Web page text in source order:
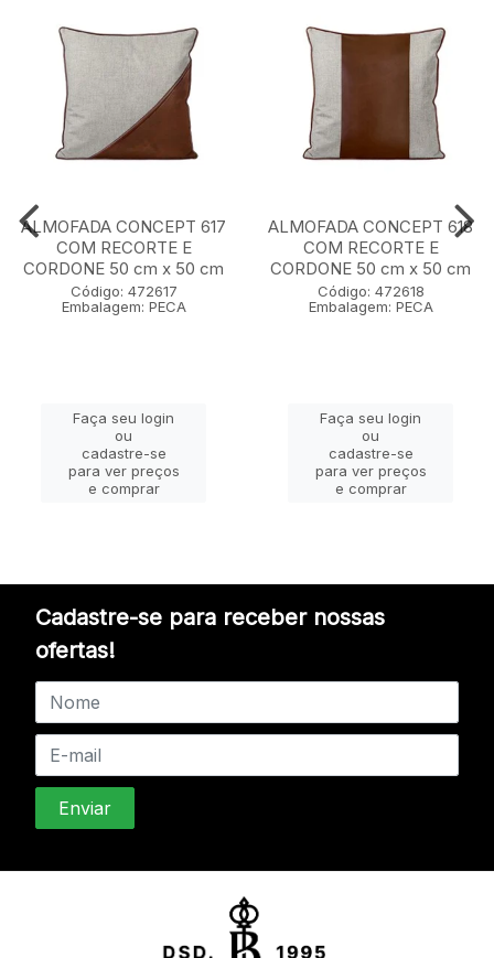
ALMOFADA CONCEPT 617
COM RECORTE E
CORDONE 50 cm x 50 cm
Código: 472617
Embalagem: PECA
Faça seu login
ou
cadastre-se
para ver preços
e comprar
ALMOFADA CONCEPT 618
COM RECORTE E
CORDONE 50 cm x 50 cm
Código: 472618
Embalagem: PECA
Faça seu login
ou
cadastre-se
para ver preços
e comprar
Cadastre-se para receber nossas
ofertas!